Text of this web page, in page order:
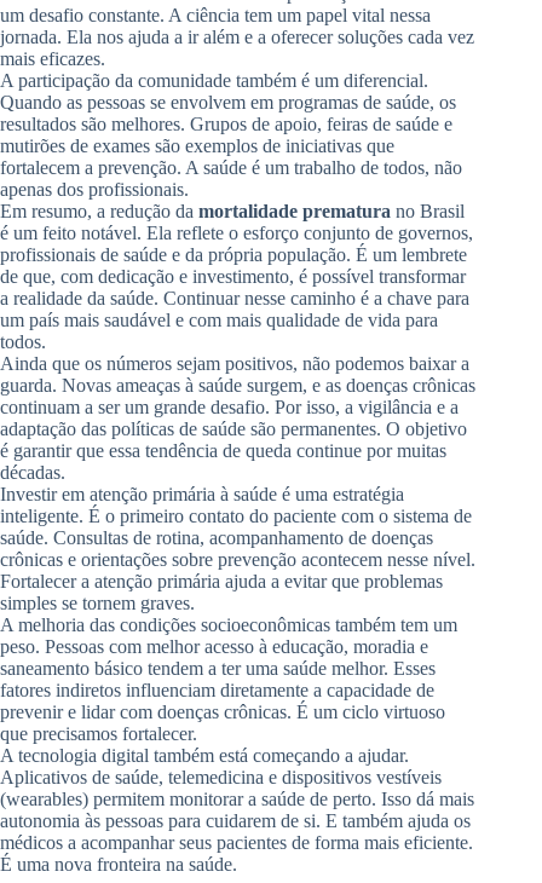
um desafio constante. A ciência tem um papel vital nessa
jornada. Ela nos ajuda a ir além e a oferecer soluções cada vez
mais eficazes.
A participação da comunidade também é um diferencial.
Quando as pessoas se envolvem em programas de saúde, os
resultados são melhores. Grupos de apoio, feiras de saúde e
mutirões de exames são exemplos de iniciativas que
fortalecem a prevenção. A saúde é um trabalho de todos, não
apenas dos profissionais.
Em resumo, a redução da mortalidade prematura no Brasil
é um feito notável. Ela reflete o esforço conjunto de governos,
profissionais de saúde e da própria população. É um lembrete
de que, com dedicação e investimento, é possível transformar
a realidade da saúde. Continuar nesse caminho é a chave para
um país mais saudável e com mais qualidade de vida para
todos.
Ainda que os números sejam positivos, não podemos baixar a
guarda. Novas ameaças à saúde surgem, e as doenças crônicas
continuam a ser um grande desafio. Por isso, a vigilância e a
adaptação das políticas de saúde são permanentes. O objetivo
é garantir que essa tendência de queda continue por muitas
décadas.
Investir em atenção primária à saúde é uma estratégia
inteligente. É o primeiro contato do paciente com o sistema de
saúde. Consultas de rotina, acompanhamento de doenças
crônicas e orientações sobre prevenção acontecem nesse nível.
Fortalecer a atenção primária ajuda a evitar que problemas
simples se tornem graves.
A melhoria das condições socioeconômicas também tem um
peso. Pessoas com melhor acesso à educação, moradia e
saneamento básico tendem a ter uma saúde melhor. Esses
fatores indiretos influenciam diretamente a capacidade de
prevenir e lidar com doenças crônicas. É um ciclo virtuoso
que precisamos fortalecer.
A tecnologia digital também está começando a ajudar.
Aplicativos de saúde, telemedicina e dispositivos vestíveis
(wearables) permitem monitorar a saúde de perto. Isso dá mais
autonomia às pessoas para cuidarem de si. E também ajuda os
médicos a acompanhar seus pacientes de forma mais eficiente.
É uma nova fronteira na saúde.